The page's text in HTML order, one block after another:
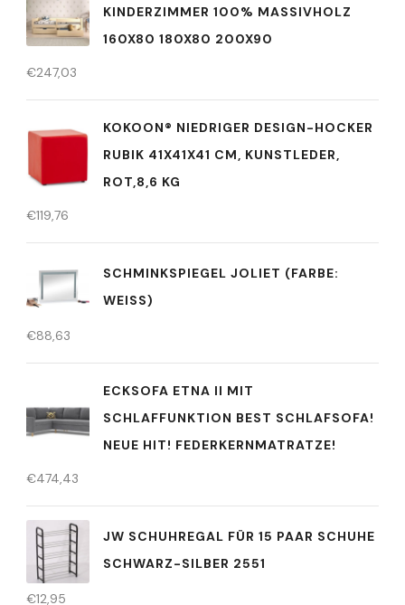
KINDERZIMMER 100% MASSIVHOLZ
160X80 180X80 200X90
€247,03
KOKOON® NIEDRIGER DESIGN-HOCKER
RUBIK 41X41X41 CM, KUNSTLEDER,
ROT,8,6 KG
€119,76
SCHMINKSPIEGEL JOLIET (FARBE:
WEISS)
€88,63
ECKSOFA ETNA II MIT
SCHLAFFUNKTION BEST SCHLAFSOFA!
NEUE HIT! FEDERKERNMATRATZE!
€474,43
JW SCHUHREGAL FÜR 15 PAAR SCHUHE
SCHWARZ-SILBER 2551
€12,95